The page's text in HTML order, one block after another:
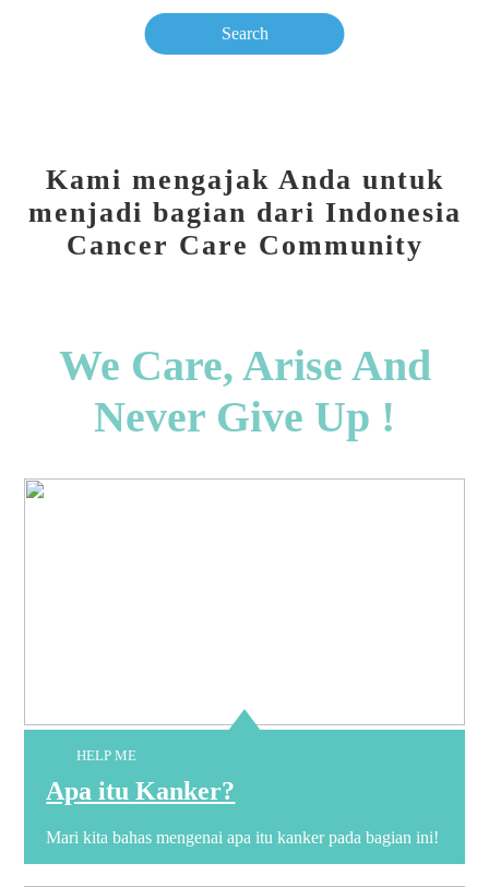
Kami mengajak Anda untuk
menjadi bagian dari Indonesia
Cancer Care Community
We Care, Arise And
Never Give Up !
HELP ME
Apa itu Kanker?
Mari kita bahas mengenai apa itu kanker pada bagian ini!